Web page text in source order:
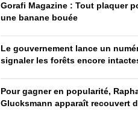
Gorafi Magazine : Tout plaquer
une banane bouée
Le gouvernement lance un
signaler les forêts encore
Pour gagner en popularité,
Glucksmann apparaît recouvert